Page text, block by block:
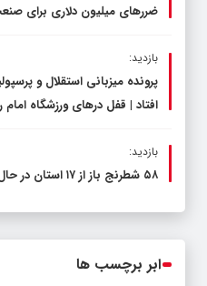
ضررهای میلیون دلاری برای
بازدید:
پرونده میزبانی استقلال و
افتاد | قفل در‌های ورزشگاه
بازدید:
۵۸ شطرنج‌ باز از ۱۷ استان در حال رقابت در گلمکان
ابر برچسب ها